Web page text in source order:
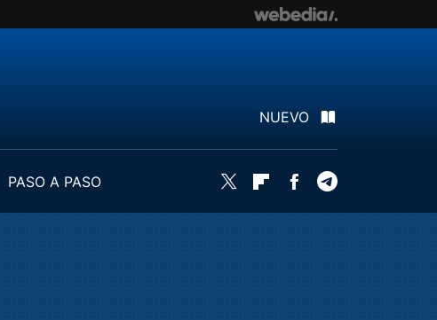
NUEVO
PASO A PASO
Twitter FlipboardFacebook